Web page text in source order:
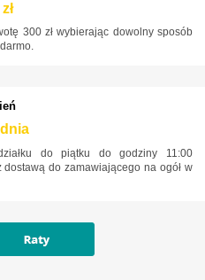
300 zł wybierając dowolny sposób
do piątku do godziny 11:00
do zamawiającego na ogół w